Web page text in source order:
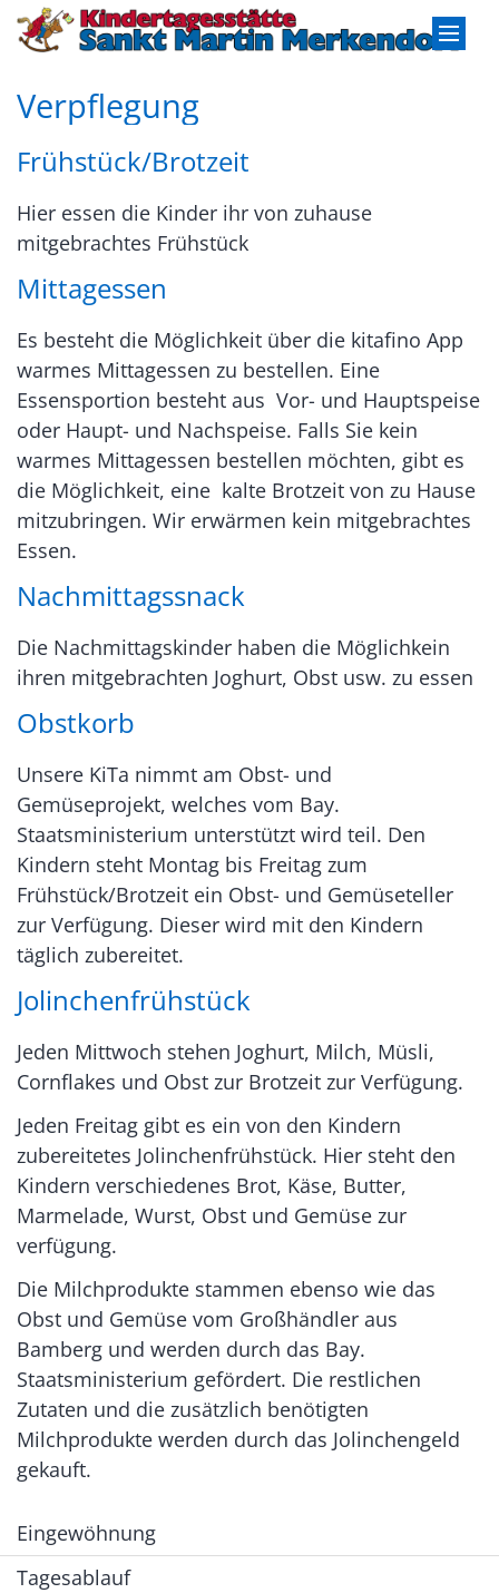
Zum Inhalt springen
Verpflegung
Frühstück/Brotzeit
Hier essen die Kinder ihr von zuhause
mitgebrachtes Frühstück
Mittagessen
Es besteht die Möglichkeit über die kitafino App
warmes Mittagessen zu bestellen. Eine
Essensportion besteht aus Vor- und Hauptspeise
oder Haupt- und Nachspeise. Falls Sie kein
warmes Mittagessen bestellen möchten, gibt es
die Möglichkeit, eine kalte Brotzeit von zu Hause
mitzubringen. Wir erwärmen kein mitgebrachtes
Essen.
Nachmittagssnack
Die Nachmittagskinder haben die Möglichkein
ihren mitgebrachten Joghurt, Obst usw. zu essen
Obstkorb
Unsere KiTa nimmt am Obst- und
Gemüseprojekt, welches vom Bay.
Staatsministerium unterstützt wird teil. Den
Kindern steht Montag bis Freitag zum
Frühstück/Brotzeit ein Obst- und Gemüseteller
zur Verfügung. Dieser wird mit den Kindern
täglich zubereitet.
Jolinchenfrühstück
Jeden Mittwoch stehen Joghurt, Milch, Müsli,
Cornflakes und Obst zur Brotzeit zur Verfügung.
Jeden Freitag gibt es ein von den Kindern
zubereitetes Jolinchenfrühstück. Hier steht den
Kindern verschiedenes Brot, Käse, Butter,
Marmelade, Wurst, Obst und Gemüse zur
verfügung.
Die Milchprodukte stammen ebenso wie das
Obst und Gemüse vom Großhändler aus
Bamberg und werden durch das Bay.
Staatsministerium gefördert. Die restlichen
Zutaten und die zusätzlich benötigten
Milchprodukte werden durch das Jolinchengeld
gekauft.
Eingewöhnung
Tagesablauf